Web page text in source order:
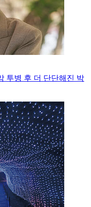
투병 후 더 단단해진 박